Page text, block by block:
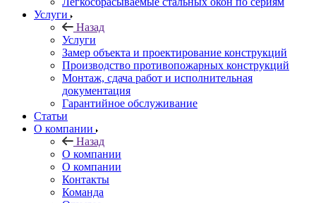
Услуги
Назад
Услуги
Замер объекта и проектирование конструкций
Производство противопожарных конструкций
Монтаж, сдача работ и исполнительная
документация
Гарантийное обслуживание
Статьи
О компании
Назад
О компании
О компании
Контакты
Команда